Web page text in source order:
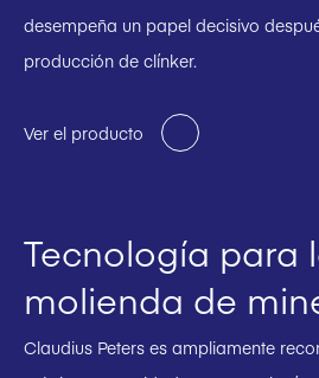
desempeña un papel decisivo
producción de clínker.
Ver el producto
Tecnología para
molienda de
Claudius Peters es ampliamente